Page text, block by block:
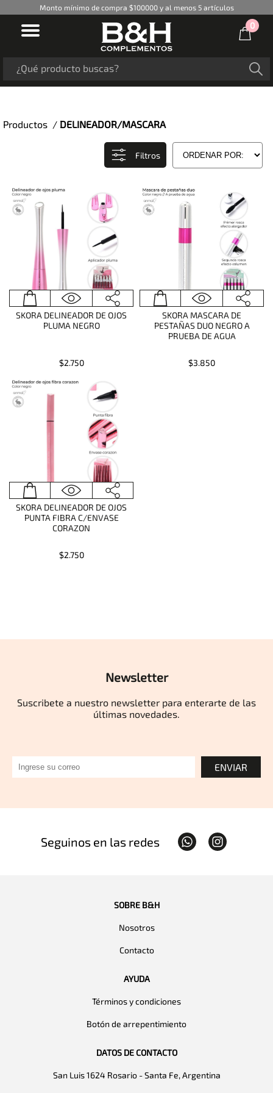
Monto mínimo de compra $100000 y al menos 5 artículos
0
Productos / DELINEADOR/MASCARA
Filtros
SKORA DELINEADOR DE OJOS
PLUMA NEGRO
$2.750
SKORA MASCARA DE
PESTAÑAS DUO NEGRO A
PRUEBA DE AGUA
$3.850
SKORA DELINEADOR DE OJOS
PUNTA FIBRA C/ENVASE
CORAZON
$2.750
Newsletter
Suscribete a nuestro newsletter para enterarte de las
últimas novedades.
ENVIAR
Seguinos en las redes
SOBRE B&H
Nosotros
Contacto
AYUDA
Términos y condiciones
Botón de arrepentimiento
DATOS DE CONTACTO
San Luis 1624 Rosario - Santa Fe, Argentina